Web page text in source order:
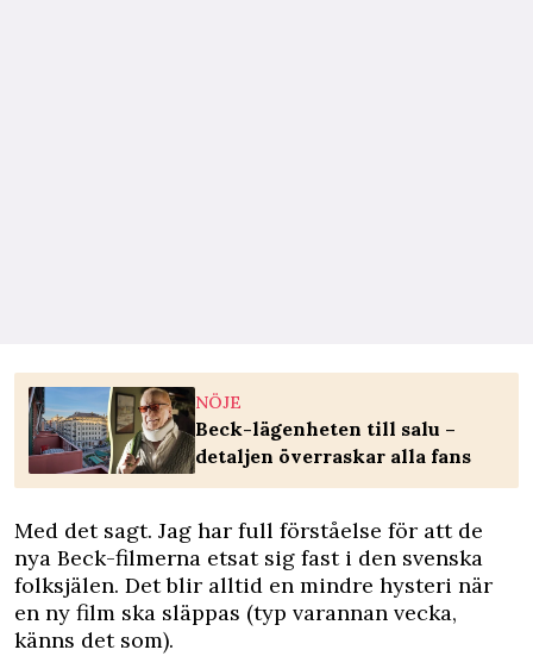
NÖJE
Beck-lägenheten till salu –
detaljen överraskar alla fans
Med det sagt. Jag har full förståelse för att de
nya Beck-filmerna etsat sig fast i den svenska
folksjälen. Det blir alltid en mindre hysteri när
en ny film ska släppas (typ varannan vecka,
känns det som).